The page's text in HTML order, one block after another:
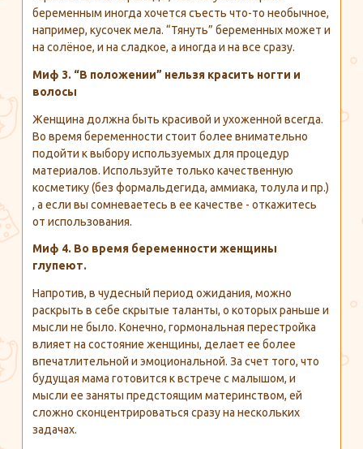
беременным иногда хочется съесть что-то необычное,
например, кусочек мела. “Тянуть” беременных может и
на солёное, и на сладкое, а иногда и на все сразу.
Миф 3. “В положении” нельзя красить ногти и
волосы
Женщина должна быть красивой и ухоженной всегда.
Во время беременности стоит более внимательно
подойти к выбору используемых для процедур
материалов. Используйте только качественную
косметику (без формальдегида, аммиака, толула и пр.)
, а если вы сомневаетесь в ее качестве - откажитесь
от использования.
Миф 4. Во время беременности женщины
глупеют.
Напротив, в чудесный период ожидания, можно
раскрыть в себе скрытые таланты, о которых раньше и
мысли не было. Конечно, гормональная перестройка
влияет на состояние женщины, делает ее более
впечатлительной и эмоциональной. За счет того, что
будущая мама готовится к встрече с малышом, и
мысли ее заняты предстоящим материнством, ей
сложно сконцентрироваться сразу на нескольких
задачах.